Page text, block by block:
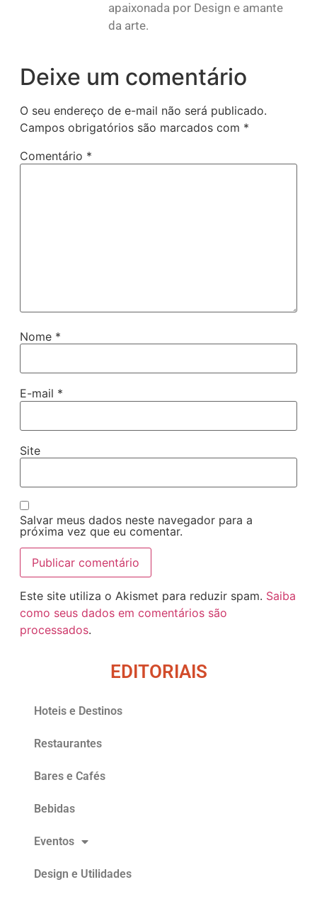
apaixonada por Design e amante
da arte.
Deixe um comentário
O seu endereço de e-mail não será publicado.
Campos obrigatórios são marcados com *
Comentário *
Nome *
E-mail *
Site
Salvar meus dados neste navegador para a
próxima vez que eu comentar.
Este site utiliza o Akismet para reduzir spam. Saiba
como seus dados em comentários são
processados.
EDITORIAIS
Hoteis e Destinos
Restaurantes
Bares e Cafés
Bebidas
Eventos
Design e Utilidades